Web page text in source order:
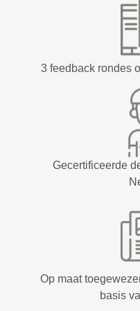
3 feedback rondes
Gecertificeerde
Op maat
basis